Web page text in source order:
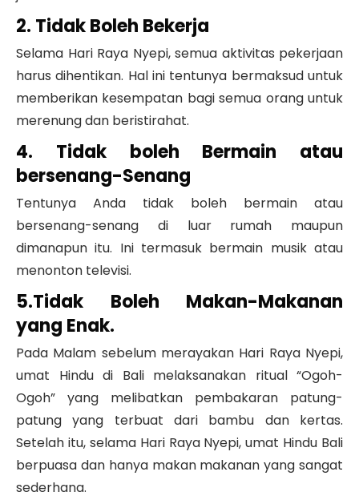
2. Tidak Boleh Bekerja
Selama Hari Raya Nyepi, semua aktivitas pekerjaan
harus dihentikan. Hal ini tentunya bermaksud untuk
memberikan kesempatan bagi semua orang untuk
merenung dan beristirahat.
4. Tidak boleh Bermain atau
bersenang-Senang
Tentunya Anda tidak boleh bermain atau
bersenang-senang di luar rumah maupun
dimanapun itu. Ini termasuk bermain musik atau
menonton televisi.
5.Tidak Boleh Makan-Makanan
yang Enak.
Pada Malam sebelum merayakan Hari Raya Nyepi,
umat Hindu di Bali melaksanakan ritual “Ogoh-
Ogoh” yang melibatkan pembakaran patung-
patung yang terbuat dari bambu dan kertas.
Setelah itu, selama Hari Raya Nyepi, umat Hindu Bali
berpuasa dan hanya makan makanan yang sangat
sederhana.